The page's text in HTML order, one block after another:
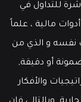
للتداول في
مالية ، علماً
نفسه و الذي من
أو دقيقة,
والأفكار